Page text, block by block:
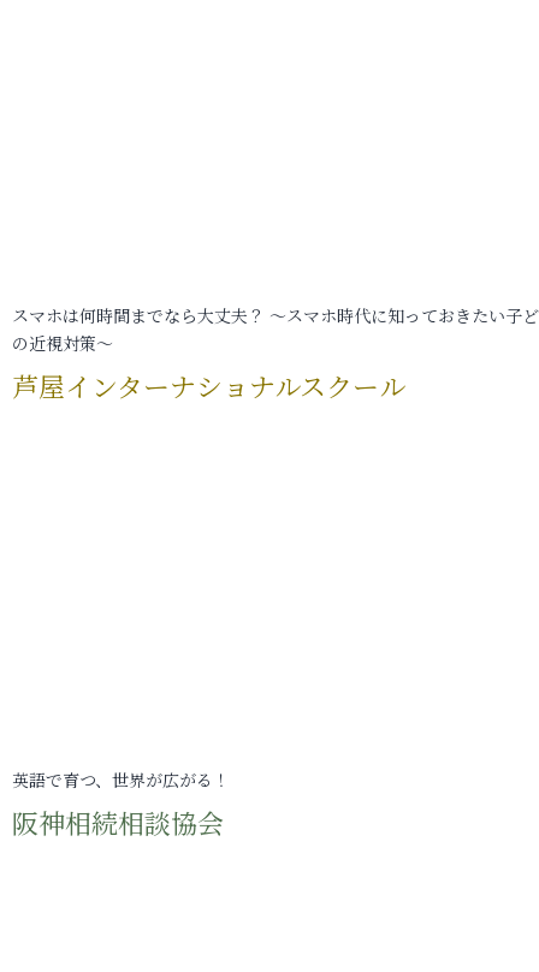
スマホは何時間までなら大丈夫？ ～スマホ時代に知っておきたい子
の近視対策～
芦屋インターナショナルスクール
英語で育つ、世界が広がる！
阪神相続相談協会